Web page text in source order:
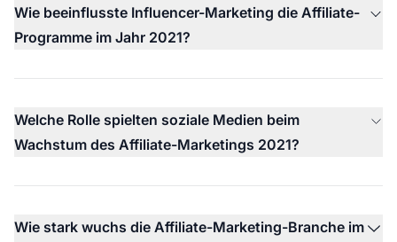
Wie beeinflusste Influencer-Marketing die Affiliate-
Programme im Jahr 2021?
Welche Rolle spielten soziale Medien beim
Wachstum des Affiliate-Marketings 2021?
Wie stark wuchs die Affiliate-Marketing-Branche im